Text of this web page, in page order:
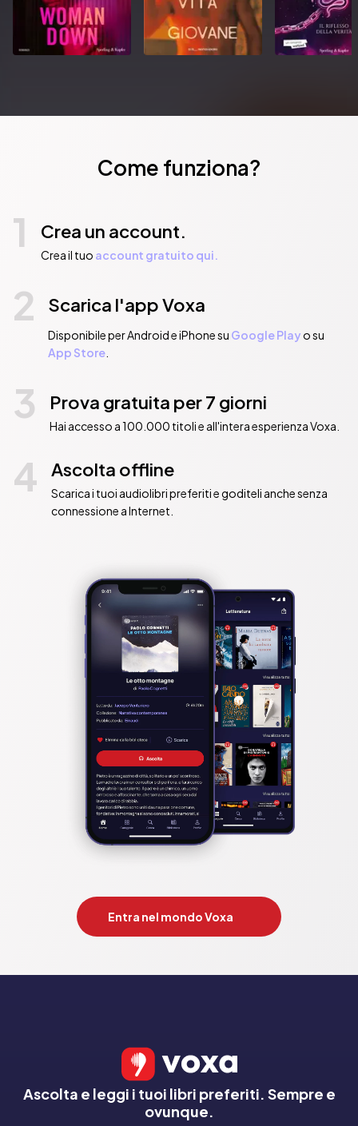
Come funziona?
1 Crea un account.
Crea il tuo account gratuito qui.
2 Scarica l'app Voxa
Disponibile per Android e iPhone su Google Playo su
App Store.
3 Prova gratuita per 7 giorni
Hai accesso a 100.000 titoli e all'intera esperienza Voxa.
4 Ascolta offline
Scarica i tuoi audiolibri preferiti e goditeli anche senza
connessione a Internet.
Entra nel mondo Voxa
Ascolta e leggi i tuoi libri preferiti. Sempre e
ovunque.